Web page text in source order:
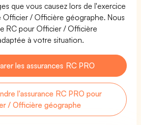
que vous causez lors de l'exercice
/ Officière géographe. Nous
RC pour Officier / Officière
à votre situation.
les assurances RC PRO
l'assurance RC PRO pour
/ Officière géographe